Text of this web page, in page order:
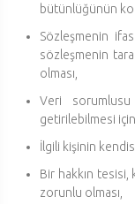
bütünlüğünün
Sözleşmenin
sözleşmenin
olması,
Veri
getirilebilmesi
İlgili kişinin
Bir hakkın tesisi,
zorunlu olması,